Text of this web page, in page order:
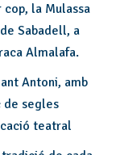
la Mulassa
Sabadell, a
Almalafa.
Antoni, amb
de segles
teatral